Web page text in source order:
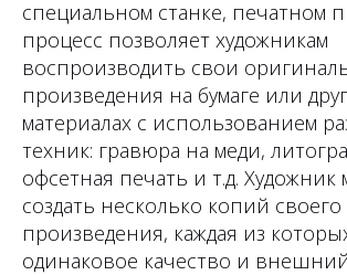
специальном станке, печатном
процесс позволяет художникам
воспроизводить свои
произведения на бумаге или
материалах с использованием
техник: гравюра на меди,
офсетная печать и т.д. Художник
создать несколько копий своего
произведения, каждая из
одинаковое качество и